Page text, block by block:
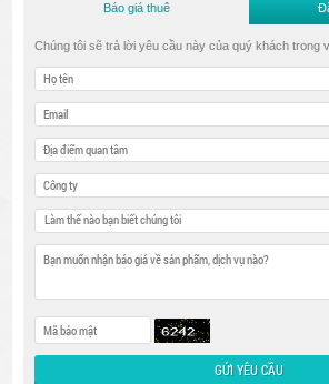
Báo giá thuê
Chúng tôi sẽ trả lời yêu cầu này của quý khách trong
Làm thế nào bạn biết chúng tôi